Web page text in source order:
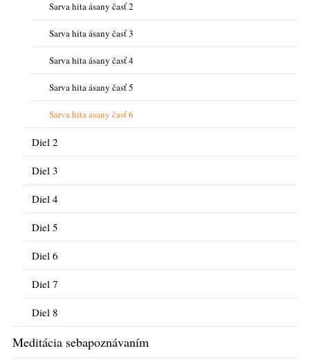
Sarva hita ásany časť 2
Sarva hita ásany časť 3
Sarva hita ásany časť 4
Sarva hita ásany časť 5
Sarva hita ásany časť 6
Diel 2
Diel 3
Diel 4
Diel 5
Diel 6
Diel 7
Diel 8
Meditácia sebapoznávaním